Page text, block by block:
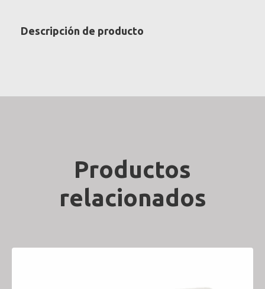
Descripción de producto
Productos
relacionados